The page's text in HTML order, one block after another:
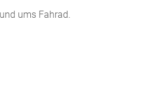
ums Fahrad.